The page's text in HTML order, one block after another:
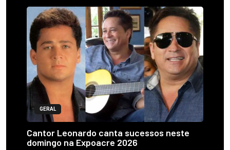
GERAL
Cantor Leonardo canta sucessos neste
domingo na Expoacre 2026